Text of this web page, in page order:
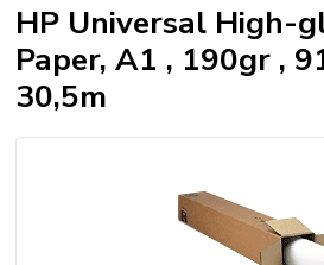
HP Universal High-
Paper, A1 , 190gr ,
30,5m